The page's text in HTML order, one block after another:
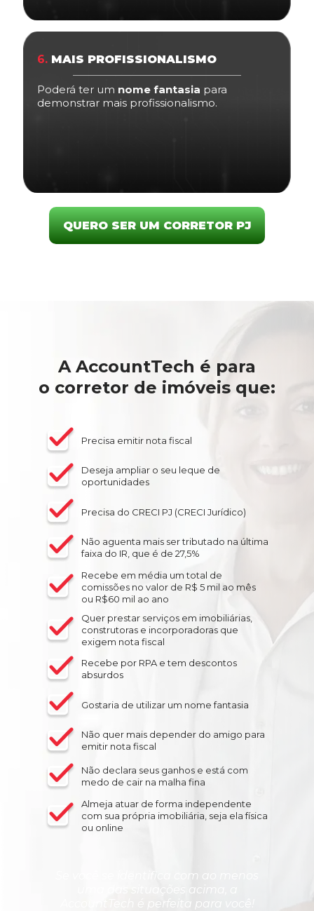
6. MAIS PROFISSIONALISMO
Poderá ter um nome fantasia para
demonstrar mais profissionalismo.
QUERO SER UM CORRETOR PJ
A AccountTech é para
o corretor de imóveis que:
Precisa emitir nota fiscal
Deseja ampliar o seu leque de
oportunidades
Precisa do CRECI PJ (CRECI Jurídico)
Não aguenta mais ser tributado na última
faixa do IR, que é de 27,5%
Recebe em média um total de
comissões no valor de R$ 5 mil ao mês
ou R$60 mil ao ano
Quer prestar serviços em imobiliárias,
construtoras e incorporadoras que
exigem nota fiscal
Recebe por RPA e tem descontos
absurdos
Gostaria de utilizar um nome fantasia
Não quer mais depender do amigo para
emitir nota fiscal
Não declara seus ganhos e está com
medo de cair na malha fina
Almeja atuar de forma independente
com sua própria imobiliária, seja ela física
ou online
Se você se identifica com ao menos
uma das situações acima, a
AccountTech é perfeita para você!